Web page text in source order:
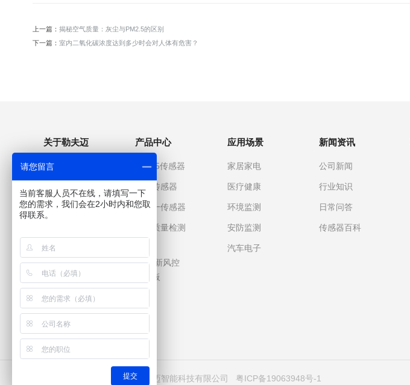
上一篇： 揭秘空气质量：灰尘与PM2.5的区别
下一篇： 室内二氧化碳浓度达到多少时会对人体有危害？
关于勒夫迈
关于我们
发展历程
企业荣誉
产品中心
PM2.5传感器
气体传感器
多合一传感器
空气质量检测
空调/新风控
制面板
应用场景
家居家电
医疗健康
环境监测
安防监测
汽车电子
新闻资讯
公司新闻
行业知识
日常问答
传感器百科
友情链接：
CopyRight 2012-2023 广州勒夫迈智能科技有限公司 粤ICP备19063948号-1
请您留言
当前客服人员不在线，请填写一下
您的需求，我们会在2小时内和您取
得联系。
提交